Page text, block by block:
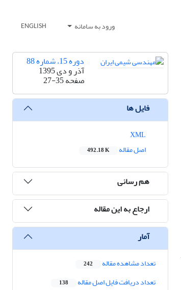
ورود به سامانه ENGLISH
دوره 15، شماره 88
آذر و دی 1395
صفحه27-35
فایل ها
اصل مقاله
492.18 K
هم رسانی
ارجاع به این مقاله
آمار
تعداد مشاهده مقاله 242
تعداد دریافت فایل اصل مقاله 138